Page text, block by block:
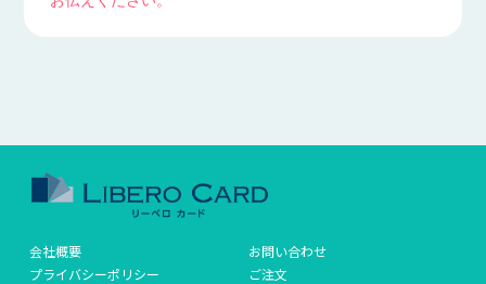
会社概要
プライバシーポリシー
お問い合わせ
ご注文